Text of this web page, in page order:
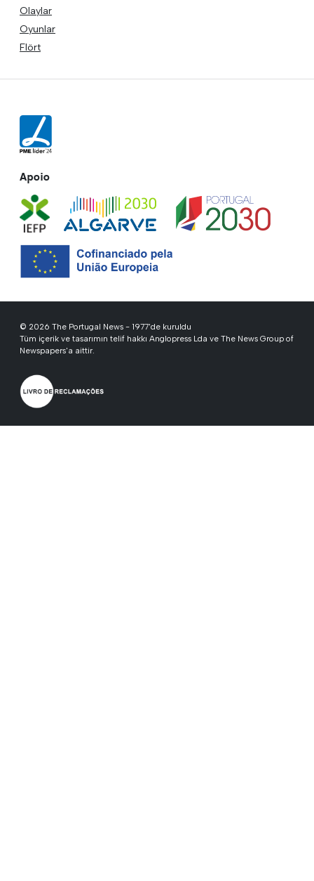
Olaylar
Oyunlar
Flört
Apoio
© 2026 The Portugal News - 1977'de kuruldu
Tüm içerik ve tasarımın telif hakkı Anglopress Lda ve The News Group of
Newspapers'a aittir.